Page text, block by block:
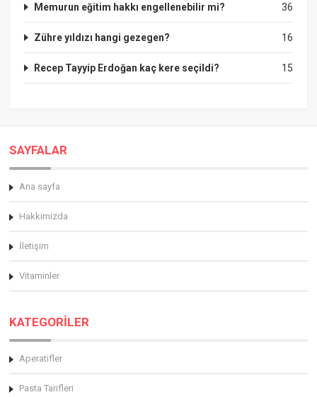
36
Memurun eğitim hakkı engellenebilir mi?
16
Zühre yıldızı hangi gezegen?
15
Recep Tayyip Erdoğan kaç kere seçildi?
SAYFALAR
Ana sayfa
Hakkimizda
İletişim
Vitaminler
KATEGORİLER
Aperatifler
Pasta Tarifleri